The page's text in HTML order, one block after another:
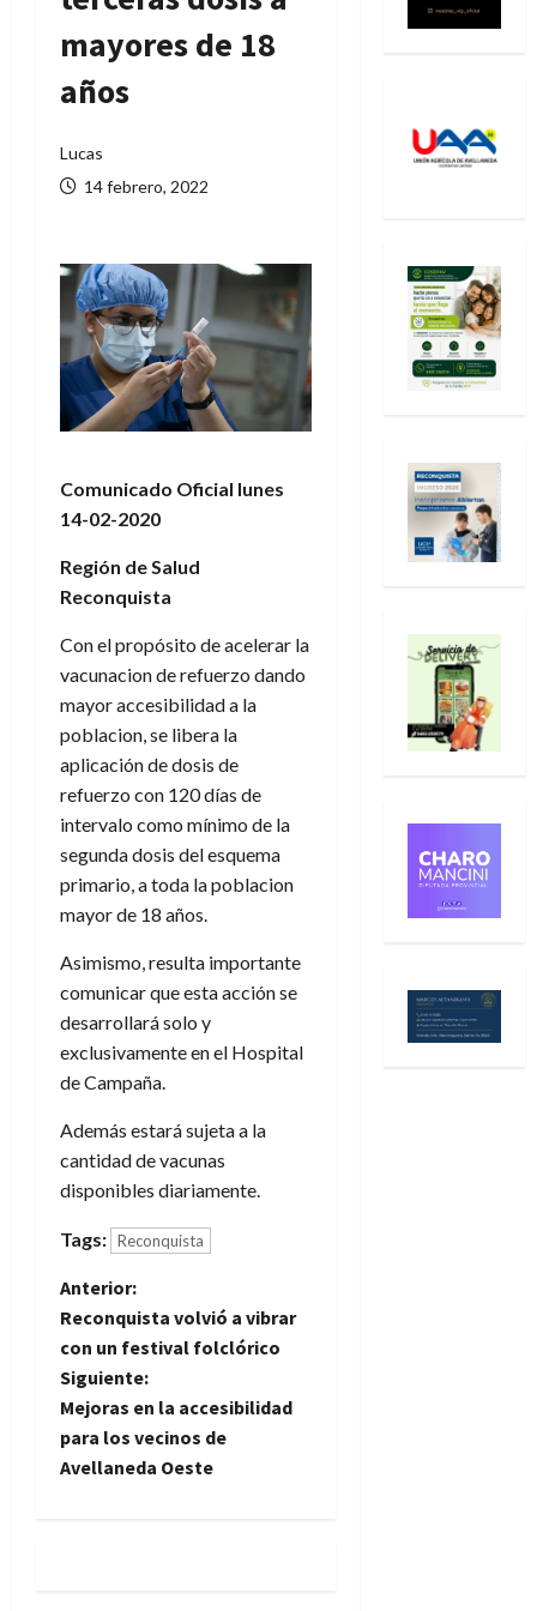
mayores de 18
años
Lucas
14 febrero, 2022
Comunicado Oficial lunes
14-02-2020
Región de Salud
Reconquista
Con el propósito de acelerar la
vacunacion de refuerzo dando
mayor accesibilidad a la
poblacion, se libera la
aplicación de dosis de
refuerzo con 120 días de
intervalo como mínimo de la
segunda dosis del esquema
primario, a toda la poblacion
mayor de 18 años.
Asimismo, resulta importante
comunicar que esta acción se
desarrollará solo y
exclusivamente en el Hospital
de Campaña.
Además estará sujeta a la
cantidad de vacunas
disponibles diariamente.
Tags: Reconquista
N
a
v
e
Anterior:
Reconquista volvió a vibrar
con un festival folclórico
Siguiente:
Mejoras en la accesibilidad
para los vecinos de
Avellaneda Oeste